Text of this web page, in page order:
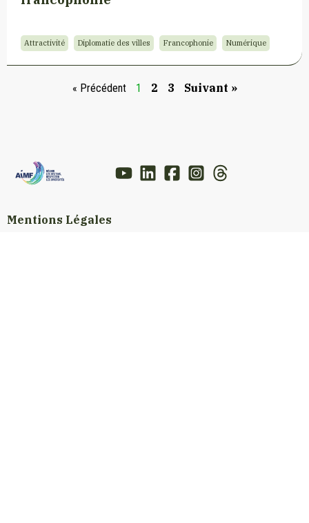
Attractivité Diplomatie des villes Francophonie Numérique
« Précédent 1 2 3 Suivant »
Mentions Légales